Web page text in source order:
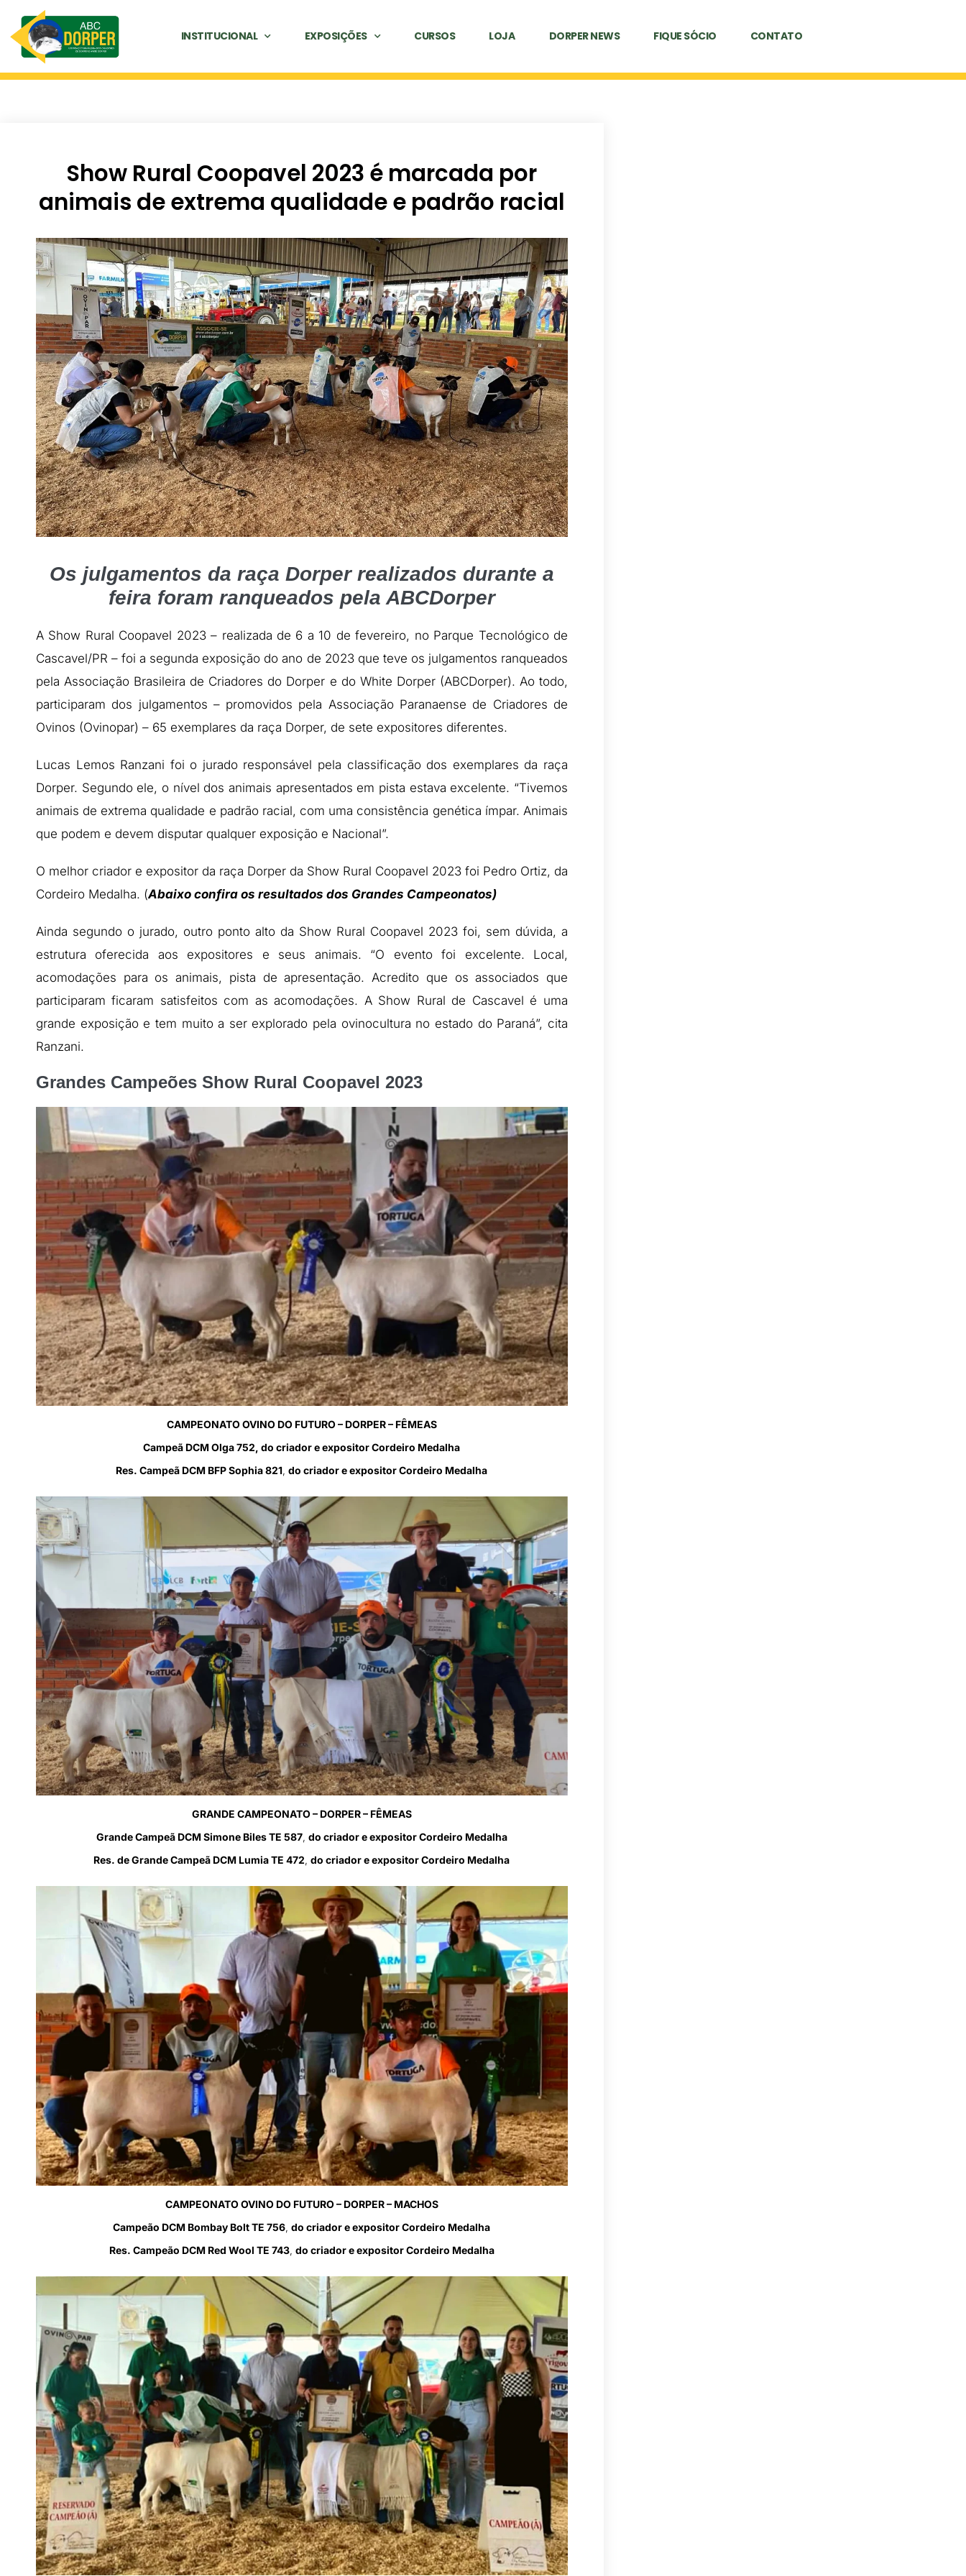
INSTITUCIONAL EXPOSIÇÕES CURSOS LOJA DORPER NEWS FIQUE SÓCIO CONTATO
Show Rural Coopavel 2023 é marcada por
animais de extrema qualidade e padrão racial
Os julgamentos da raça Dorper realizados durante a
feira foram ranqueados pela ABCDorper
A Show Rural Coopavel 2023 – realizada de 6 a 10 de fevereiro, no Parque Tecnológico de
Cascavel/PR – foi a segunda exposição do ano de 2023 que teve os julgamentos ranqueados
pela Associação Brasileira de Criadores do Dorper e do White Dorper (ABCDorper). Ao todo,
participaram dos julgamentos – promovidos pela Associação Paranaense de Criadores de
Ovinos (Ovinopar) – 65 exemplares da raça Dorper, de sete expositores diferentes.
Lucas Lemos Ranzani foi o jurado responsável pela classificação dos exemplares da raça
Dorper. Segundo ele, o nível dos animais apresentados em pista estava excelente. “Tivemos
animais de extrema qualidade e padrão racial, com uma consistência genética ímpar. Animais
que podem e devem disputar qualquer exposição e Nacional”.
O melhor criador e expositor da raça Dorper da Show Rural Coopavel 2023 foi Pedro Ortiz, da
Cordeiro Medalha. (Abaixo confira os resultados dos Grandes Campeonatos)
Ainda segundo o jurado, outro ponto alto da Show Rural Coopavel 2023 foi, sem dúvida, a
estrutura oferecida aos expositores e seus animais. “O evento foi excelente. Local,
acomodações para os animais, pista de apresentação. Acredito que os associados que
participaram ficaram satisfeitos com as acomodações. A Show Rural de Cascavel é uma
grande exposição e tem muito a ser explorado pela ovinocultura no estado do Paraná”, cita
Ranzani.
Grandes Campeões Show Rural Coopavel 2023
CAMPEONATO OVINO DO FUTURO – DORPER – FÊMEAS
Campeã DCM Olga 752, do criador e expositor Cordeiro Medalha
Res. Campeã DCM BFP Sophia 821,do criador e expositor Cordeiro Medalha
GRANDE CAMPEONATO – DORPER – FÊMEAS
Grande Campeã DCM Simone Biles TE 587, do criador e expositor Cordeiro Medalha
Res. de Grande Campeã DCM Lumia TE 472,do criador e expositor Cordeiro Medalha
CAMPEONATO OVINO DO FUTURO – DORPER – MACHOS
Campeão DCM Bombay Bolt TE 756,do criador e expositor Cordeiro Medalha
Res. Campeão DCM Red Wool TE 743, do criador e expositor Cordeiro Medalha